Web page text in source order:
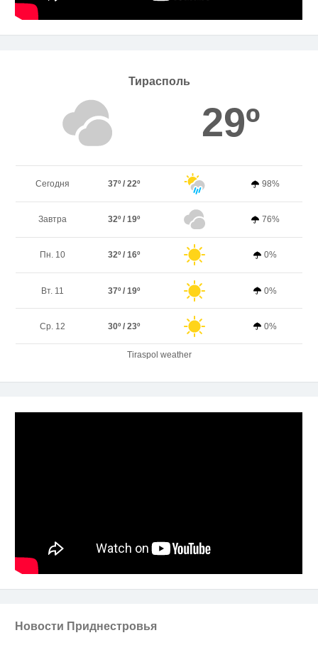
Тирасполь
29º
Сегодня 37º / 22º 98%
Завтра 32º / 19º 76%
Пн. 10 32º / 16º 0%
Вт. 11 37º / 19º 0%
Ср. 12 30º / 23º 0%
Tiraspol weather
Новости Приднестровья